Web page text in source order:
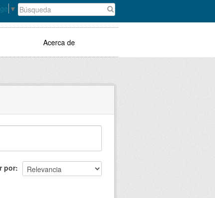
▼
Acerca de
por